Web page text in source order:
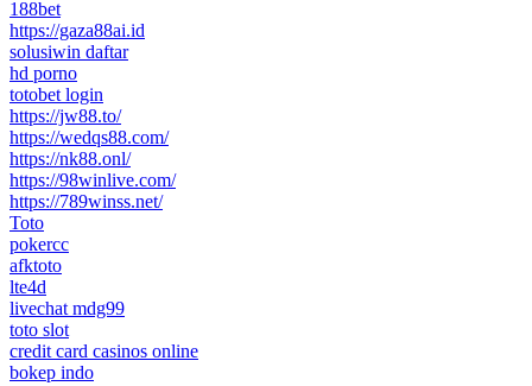
188bet
https://gaza88ai.id
solusiwin daftar
hd porno
totobet login
https://jw88.to/
https://wedqs88.com/
https://nk88.onl/
https://98winlive.com/
https://789winss.net/
Toto
pokercc
afktoto
lte4d
livechat mdg99
toto slot
credit card casinos online
bokep indo